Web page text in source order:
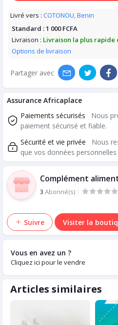
Livré vers : COTONOU, Benin
Standard :1 000 FCFA
Livraison : Livraison la plus rapide
Options de livraison
Partager avec
Assurance Africaplace
Paiements sécurisés
Nous
paiement sécurisé et fiable.
Sécurité et vie privée
Nous
que vos données
Complément
3 Abonné(s) |
Suivre Visiter la
Vous en avez un ?
Cliquez ici pour le vendre
Articles similaires